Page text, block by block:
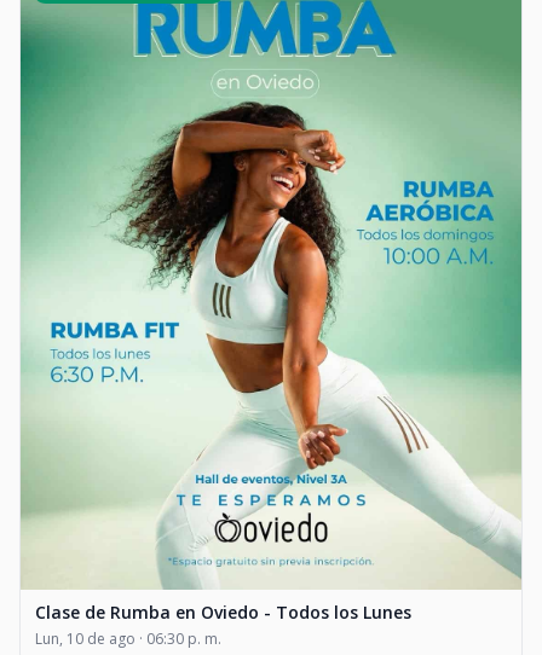
Clase de Rumba en Oviedo - Todos los Lunes
Lun, 10 de ago · 06:30 p. m.